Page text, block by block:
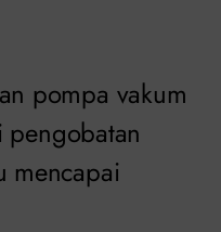
pompa vakum
pengobatan
mencapai